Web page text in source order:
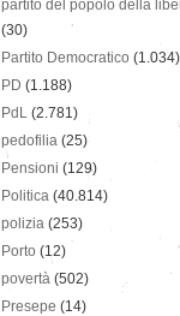
partito del popolo della
(30)
Partito Democratico (1.034)
PD (1.188)
PdL (2.781)
pedofilia (25)
Pensioni (129)
Politica (40.814)
polizia (253)
Porto (12)
povertà (502)
Presepe (14)